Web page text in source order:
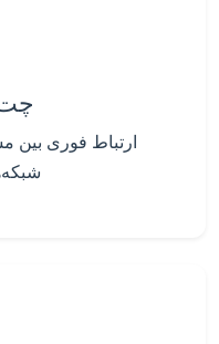
ارتباط فوری بین